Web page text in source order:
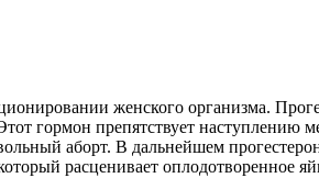
женского организма.
гормон препятствует наступлению
аборт. В дальнейшем
расценивает оплодотворенное